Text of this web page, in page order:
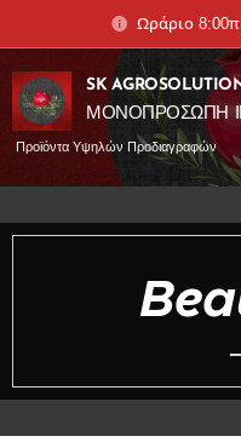
Ωράριο
SK
ΜΟΝΟΠΡΟΣΩΠΗ
Προϊόντα Υψηλών Προδιαγραφών